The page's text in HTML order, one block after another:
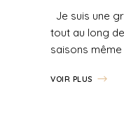
Je suis une
tout au long
saisons même
VOIR PLUS